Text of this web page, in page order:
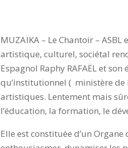
MUZAÏKA – Le Chantoir –
artistique, culturel, sociétal
Espagnol Raphy RAFAËL et
qu’institutionnel ( ministère
artistiques. Lentement mais
l’éducation, la formation, le
Elle est constituée d’un